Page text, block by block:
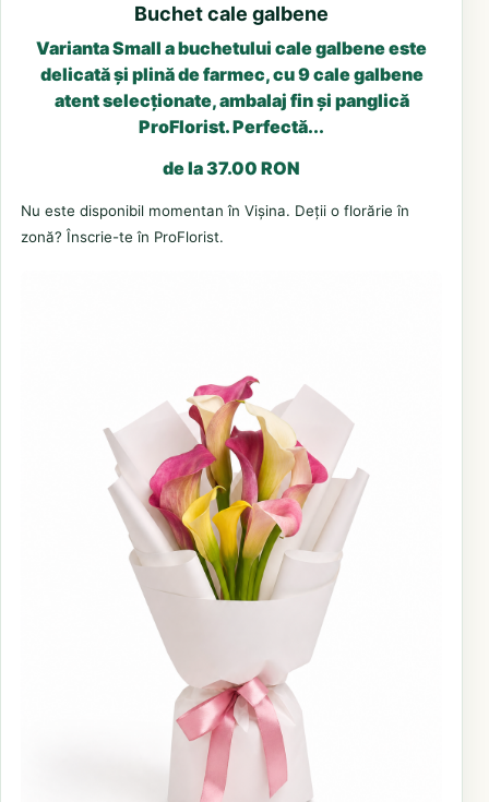
Buchet cale galbene
Varianta Small a buchetului cale galbene este
delicată și plină de farmec, cu 9 cale galbene
atent selecționate, ambalaj fin și panglică
ProFlorist. Perfectă...
de la 37.00 RON
Nu este disponibil momentan în Vișina. Deții o florărie în
zonă? Înscrie-te în ProFlorist.